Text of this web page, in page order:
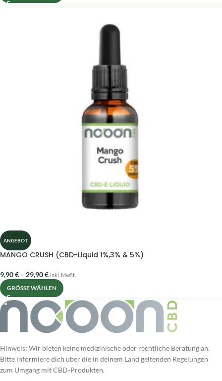
ANGEBOT
MANGO CRUSH (CBD-Liquid 1%,3% & 5%)
9,90€ – 29,90€ inkl. MwSt.
GRÖSSE WÄHLEN
Hinweis: Wir bieten keine medizinische oder rechtliche Beratung an.
Bitte informiere dich über die in deinem Land geltenden Regelungen
zum Umgang mit CBD-Produkten.